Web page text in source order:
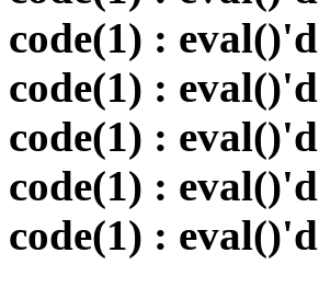
code(1) :
code(1) :
code(1) :
code(1) :
code(1) :